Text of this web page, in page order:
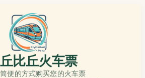
比丘火车票
便的方式购买您的火车票